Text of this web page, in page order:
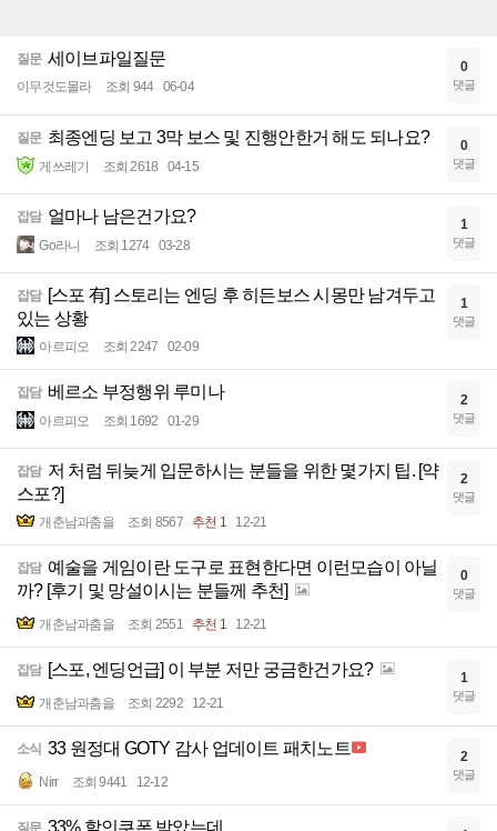
질문 세이브파일질문
이무것도몰라 조회 944 06-04
0
댓글
질문 최종엔딩 보고 3막 보스 및 진행안한거 해도 되나요?
게쓰레기 조회 2618 04-15
0
댓글
잡담 얼마나 남은건가요?
Go라니 조회 1274 03-28
1
댓글
잡담 [스포 有] 스토리는 엔딩 후 히든보스 시몽만 남겨두고
있는 상황
아르피오 조회 2247 02-09
1
댓글
잡담 베르소 부정행위 루미나
아르피오 조회 1692 01-29
2
댓글
잡담 저 처럼 뒤늦게 입문하시는 분들을 위한 몇가지 팁. [약
스포?]
개춘남과춤을 조회 8567 추천 1 12-21
2
댓글
잡담 예술을 게임이란 도구로 표현한다면 이런모습이 아닐
까? [후기 및 망설이시는 분들께 추천]
개춘남과춤을 조회 2551 추천 1 12-21
0
댓글
잡담 [스포, 엔딩언급] 이 부분 저만 궁금한건가요?
개춘남과춤을 조회 2292 12-21
1
댓글
소식 33 원정대 GOTY 감사 업데이트 패치노트
Nirr 조회 9441 12-12
2
댓글
질문 33% 할인쿠폰 받았는데